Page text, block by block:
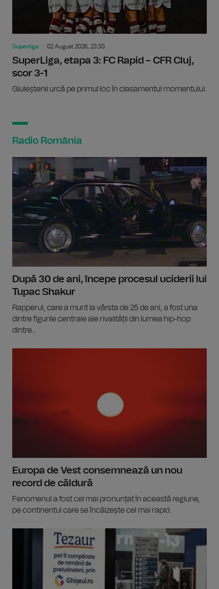
Superliga 02 August 2026, 23:30
SuperLiga, etapa 3: FC Rapid – CFR Cluj,
scor 3-1
Giuleștenii urcă pe primul loc în clasamentul momentului.
Radio România
După 30 de ani, începe procesul uciderii lui
Tupac Shakur
Rapperul, care a murit la vârsta de 25 de ani, a fost una
dintre figurile centrale ale rivalității din lumea hip-hop
dintre...
Europa de Vest consemnează un nou
record de căldură
Fenomenul a fost cel mai pronunțat în această regiune,
pe continentul care se încălzește cel mai rapid.